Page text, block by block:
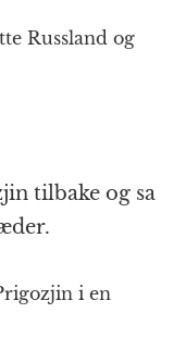
Russland og
tilbake og sa
i en